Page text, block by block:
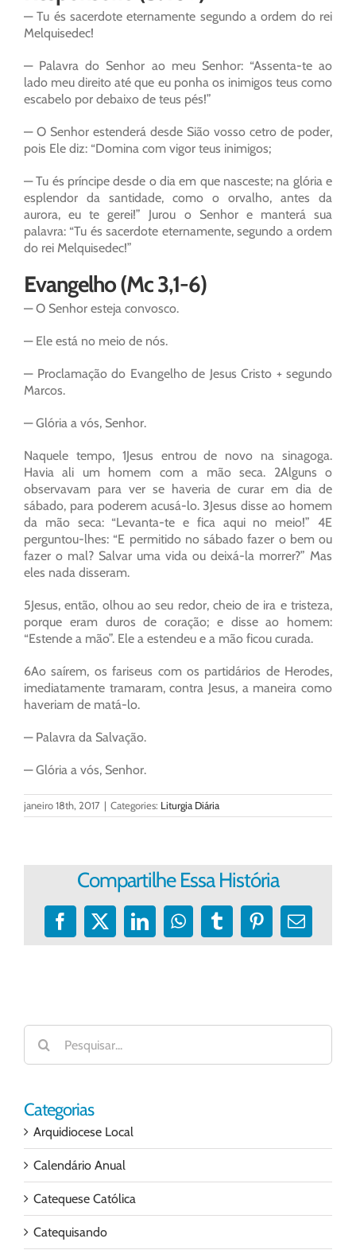
— Tu és sacerdote eternamente segundo a ordem do rei
Melquisedec!
— Palavra do Senhor ao meu Senhor: “Assenta-te ao
lado meu direito até que eu ponha os inimigos teus como
escabelo por debaixo de teus pés!”
— O Senhor estenderá desde Sião vosso cetro de poder,
pois Ele diz: “Domina com vigor teus inimigos;
— Tu és príncipe desde o dia em que nasceste; na glória e
esplendor da santidade, como o orvalho, antes da
aurora, eu te gerei!” Jurou o Senhor e manterá sua
palavra: “Tu és sacerdote eternamente, segundo a ordem
do rei Melquisedec!”
Evangelho (Mc 3,1-6)
— O Senhor esteja convosco.
— Ele está no meio de nós.
— Proclamação do Evangelho de Jesus Cristo + segundo
Marcos.
— Glória a vós, Senhor.
Naquele tempo, 1Jesus entrou de novo na sinagoga.
Havia ali um homem com a mão seca. 2Alguns o
observavam para ver se haveria de curar em dia de
sábado, para poderem acusá-lo. 3Jesus disse ao homem
da mão seca: “Levanta-te e fica aqui no meio!” 4E
perguntou-lhes: “E permitido no sábado fazer o bem ou
fazer o mal? Salvar uma vida ou deixá-la morrer?” Mas
eles nada disseram.
5Jesus, então, olhou ao seu redor, cheio de ira e tristeza,
porque eram duros de coração; e disse ao homem:
“Estende a mão”. Ele a estendeu e a mão ficou curada.
6Ao saírem, os fariseus com os partidários de Herodes,
imediatamente tramaram, contra Jesus, a maneira como
haveriam de matá-lo.
— Palavra da Salvação.
— Glória a vós, Senhor.
janeiro 18th, 2017 | Categories: Liturgia Diária
Compartilhe Essa História
Facebook
X LinkedInWhatsApp
TumblrPinterest
E-
Buscar
resultados
para:
Categorias
Arquidiocese Local
Calendário Anual
Catequese Católica
Catequisando